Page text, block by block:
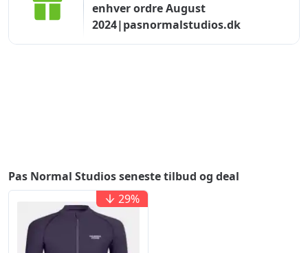
enhver ordre August
2024|pasnormalstudios.dk
Pas Normal Studios seneste tilbud og deal
29%